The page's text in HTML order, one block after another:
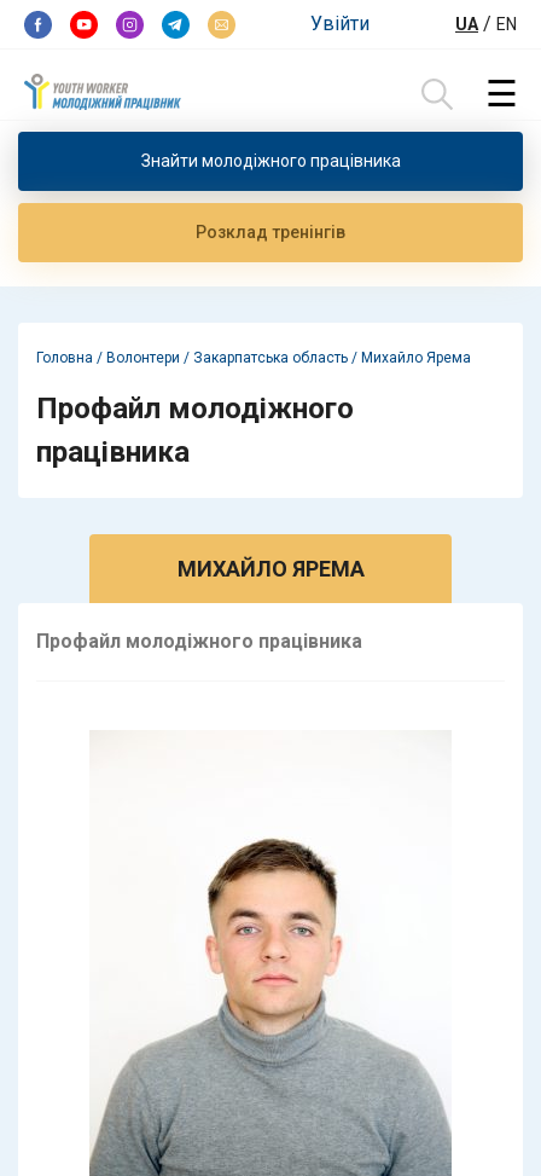
Перейти до контенту Увійти UA/ EN
Пошук: ☰
Знайти молодiжного працiвника
Розклад тренiнгiв
Головна / Волонтери / Закарпатська область / Михайло Ярема
Профайл молодіжного
працівника
МИХАЙЛО ЯРЕМА
Профайл молодіжного працівника